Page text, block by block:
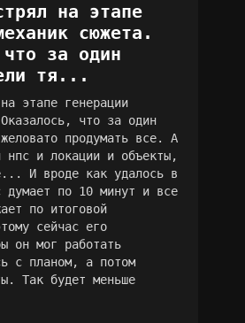
на этапе
сюжета.
за один
тя...
этапе генерации
что за один
продумать все. А
нпс и локации и объекты,
И вроде как удалось в
думает по 10 минут и все
по итоговой
сейчас его
он мог работать
с планом, а потом
Так будет меньше